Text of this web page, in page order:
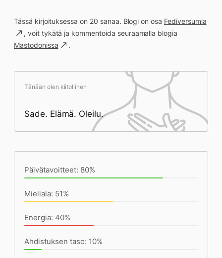
Tässä kirjoituksessa on 20 sanaa. Blogi on osa Fediversumia
, voit tykätä ja kommentoida seuraamalla blogia
Mastodonissa
.
Tänään olen kiitollinen
Sade. Elämä. Oleilu.
Päivätavoitteet: 80%
Mieliala: 51%
Energia: 40%
Ahdistuksen taso: 10%